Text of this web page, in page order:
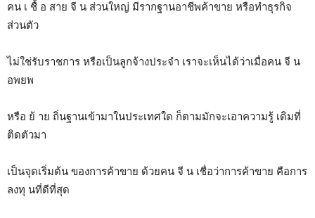
คน เ ชื้ อ สาย จี น ส่วนใหญ่ มีรากฐานอาชีพค้าขาย หรือทำธุรกิจ
ส่วนตัว
ไม่ใช่รับราชการ หรือเป็นลูกจ้างประจำ เราจะเห็นได้ว่าเมื่อคน จี น
อพยพ
หรือ ย้ าย ถิ่นฐานเข้ามาในประเทศใด ก็ตามมักจะเอาความรู้ เดิมที่
ติดตัวมา
เป็นจุดเริ่มต้น ของการค้าขาย ด้วยคน จี น เชื่อว่าการค้าขาย คือการ
ลงทุ นที่ดีที่สุด